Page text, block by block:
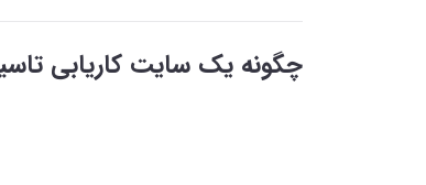
چگونه یک سایت کاریابی